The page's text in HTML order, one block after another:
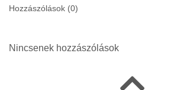
Hozzászólások (0)
Nincsenek hozzászólások